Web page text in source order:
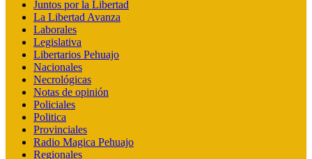
Juntos por la Libertad
La Libertad Avanza
Laborales
Legislativa
Libertarios Pehuajo
Nacionales
Necrológicas
Notas de opinión
Policiales
Politica
Provinciales
Radio Magica Pehuajo
Regionales